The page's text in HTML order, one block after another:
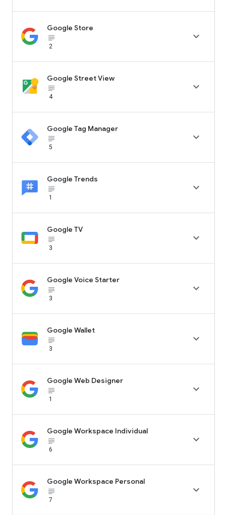
Google Store
subject_black
2

Google Street View
subject_black
4

Google Tag Manager
subject_black
5

Google Trends
subject_black
1

Google TV
subject_black
3

Google Voice Starter
subject_black
3

Google Wallet
subject_black
3

Google Web Designer
subject_black
1

Google Workspace Individual
subject_black
6

Google Workspace Personal
subject_black
7
